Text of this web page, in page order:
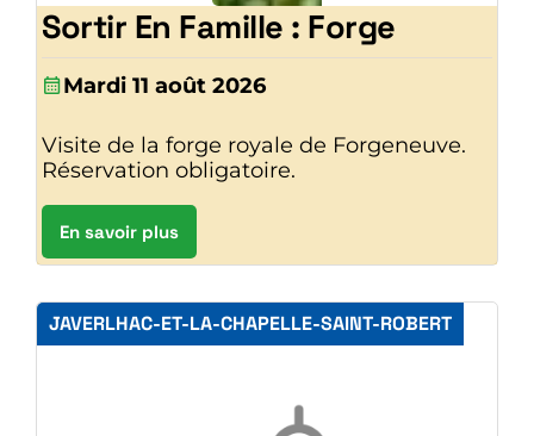
Sortir En Famille : Forge
Mardi 11 août 2026
Visite de la forge royale de Forgeneuve.
Réservation obligatoire.
En savoir plus
JAVERLHAC-ET-LA-CHAPELLE-SAINT-ROBERT